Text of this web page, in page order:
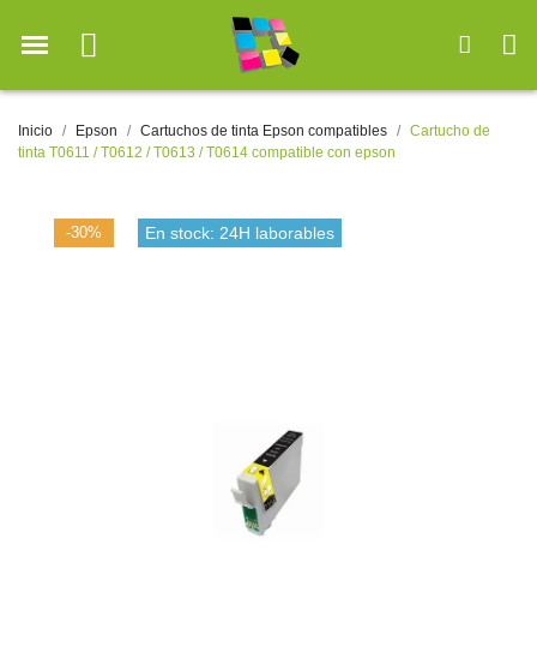
Inicio Epson Cartuchos de tinta Epson compatibles
Cartucho de
tinta T0611 / T0612 / T0613 / T0614 compatible con epson
-30% En stock: 24H laborables